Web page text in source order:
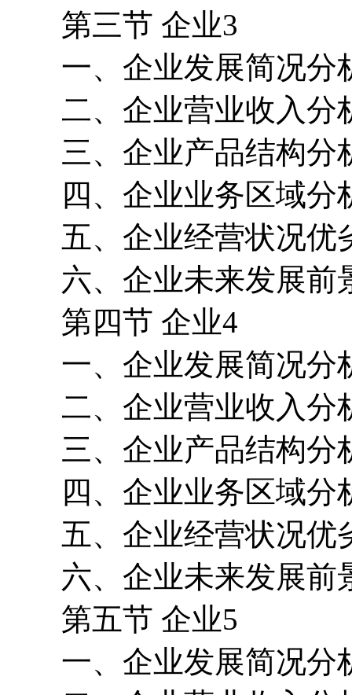
第三节 企业3
一、企业发展简况分
二、企业营业收入分
三、企业产品结构分
四、企业业务区域分
五、企业经营状况优
六、企业未来发展前
第四节 企业4
一、企业发展简况分
二、企业营业收入分
三、企业产品结构分
四、企业业务区域分
五、企业经营状况优
六、企业未来发展前
第五节 企业5
一、企业发展简况分